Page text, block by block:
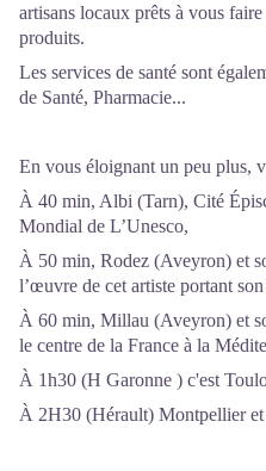
artisans locaux prêts à vous
produits.
Les services de santé sont
de Santé, Pharmacie...
En vous éloignant un peu plus,
À 40 min, Albi (Tarn), Cité
Mondial de L’Unesco,
À 50 min, Rodez (Aveyron) et
l’œuvre de cet artiste portant
À 60 min, Millau (Aveyron) et
le centre de la France à la
À 1h30 (H Garonne ) c'est
À 2H30 (Hérault) Montpellier et